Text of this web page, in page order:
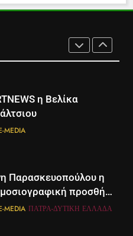
MEDIA
Παρασκευοπούλου η
προσθήκη
στην Πάτρα
MEDIA
του Άκη Παυλόπουλου
MEDIA